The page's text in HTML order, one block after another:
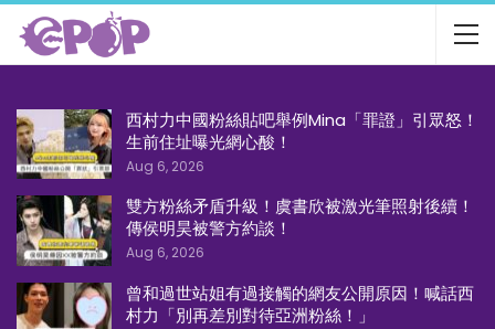
西村力中國粉絲貼吧舉例Mina「罪證」引眾怒！
生前住址曝光網心酸！
Aug 6, 2026
雙方粉絲矛盾升級！虞書欣被激光筆照射後續！
傳侯明昊被警方約談！
Aug 6, 2026
曾和過世站姐有過接觸的網友公開原因！喊話西
村力「別再差別對待亞洲粉絲！」